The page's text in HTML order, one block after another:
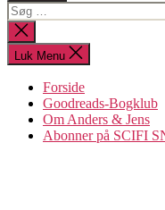
Søg
efter:
Luk
søgning
Luk Menu
Forside
Goodreads-Bogklub
Om Anders & Jens
Abonner på SCIFI